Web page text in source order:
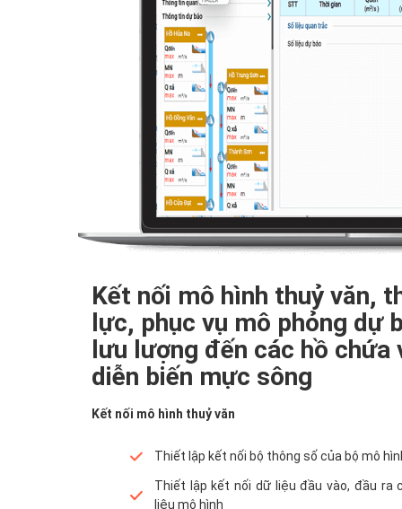
Kết nối mô hình thuỷ văn,
lực, phục vụ mô phỏng dự
lưu lượng đến các hồ chứa
diễn biến mực sông
Kết nối mô hình thuỷ văn
Thiết lập kết nối bộ thông số của bộ mô
Thiết lập kết nối dữ liệu đầu vào, đầu ra
liệu mô hình